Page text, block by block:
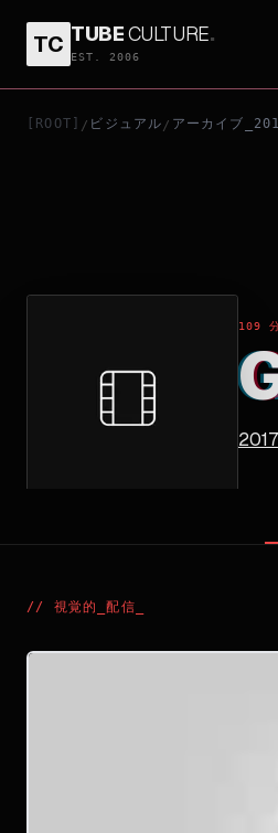
TC TUBECULTURE.
EST. 2006
[ROOT] / ビジュアル / アーカイブ
109
2017
GEOSTORM
// 視覚的_配信